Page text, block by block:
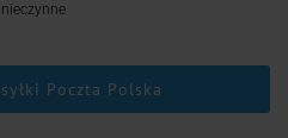
nieczynne
Poczta Polska